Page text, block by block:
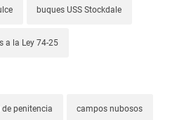
buques USS Stockdale
a la Ley 74-25
penitencia campos nubosos